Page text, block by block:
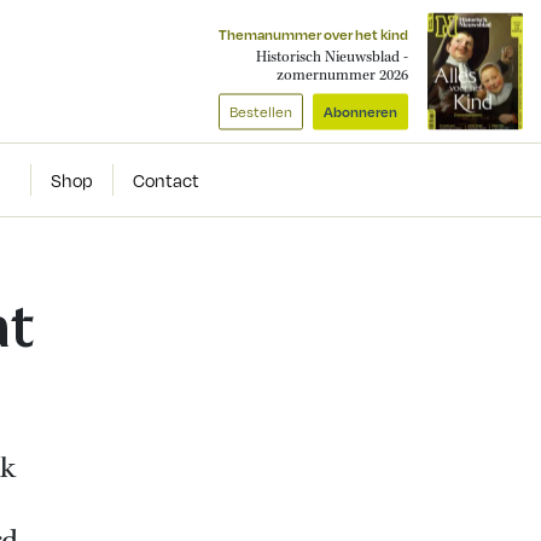
Themanummer over het kind
Historisch Nieuwsblad -
zomernummer 2026
Bestellen Abonneren
Shop Contact